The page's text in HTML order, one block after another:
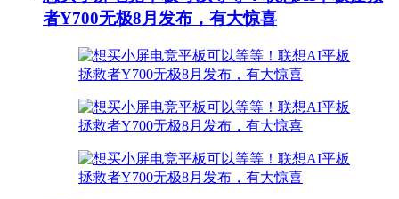
者Y700无极8月发布，有大惊喜